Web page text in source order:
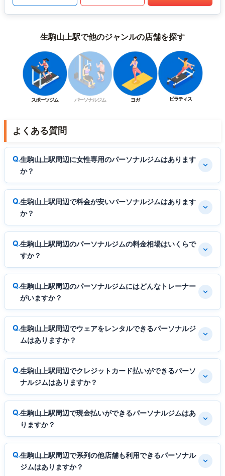
生駒山上駅で他のジャンルの店舗を探す
スポーツジム パーソナルジム ヨガ ピラティス
よくある質問
生駒山上駅周辺に女性専用のパーソナルジムはあります
か？
生駒山上駅周辺で料金が安いパーソナルジムはあります
か？
生駒山上駅周辺のパーソナルジムの料金相場はいくらで
すか？
生駒山上駅周辺のパーソナルジムにはどんなトレーナー
がいますか？
生駒山上駅周辺でウェアをレンタルできるパーソナルジ
ムはありますか？
生駒山上駅周辺でクレジットカード払いができるパーソ
ナルジムはありますか？
生駒山上駅周辺で現金払いができるパーソナルジムはあ
りますか？
生駒山上駅周辺で系列の他店舗も利用できるパーソナル
ジムはありますか？